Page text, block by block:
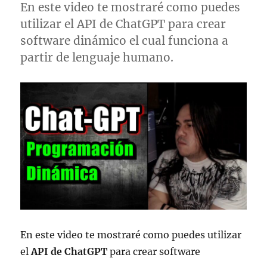
En este video te mostraré como puedes
utilizar el API de ChatGPT para crear
software dinámico el cual funciona a
partir de lenguaje humano.
En este video te mostraré como puedes utilizar
elAPI de ChatGPT para crear software